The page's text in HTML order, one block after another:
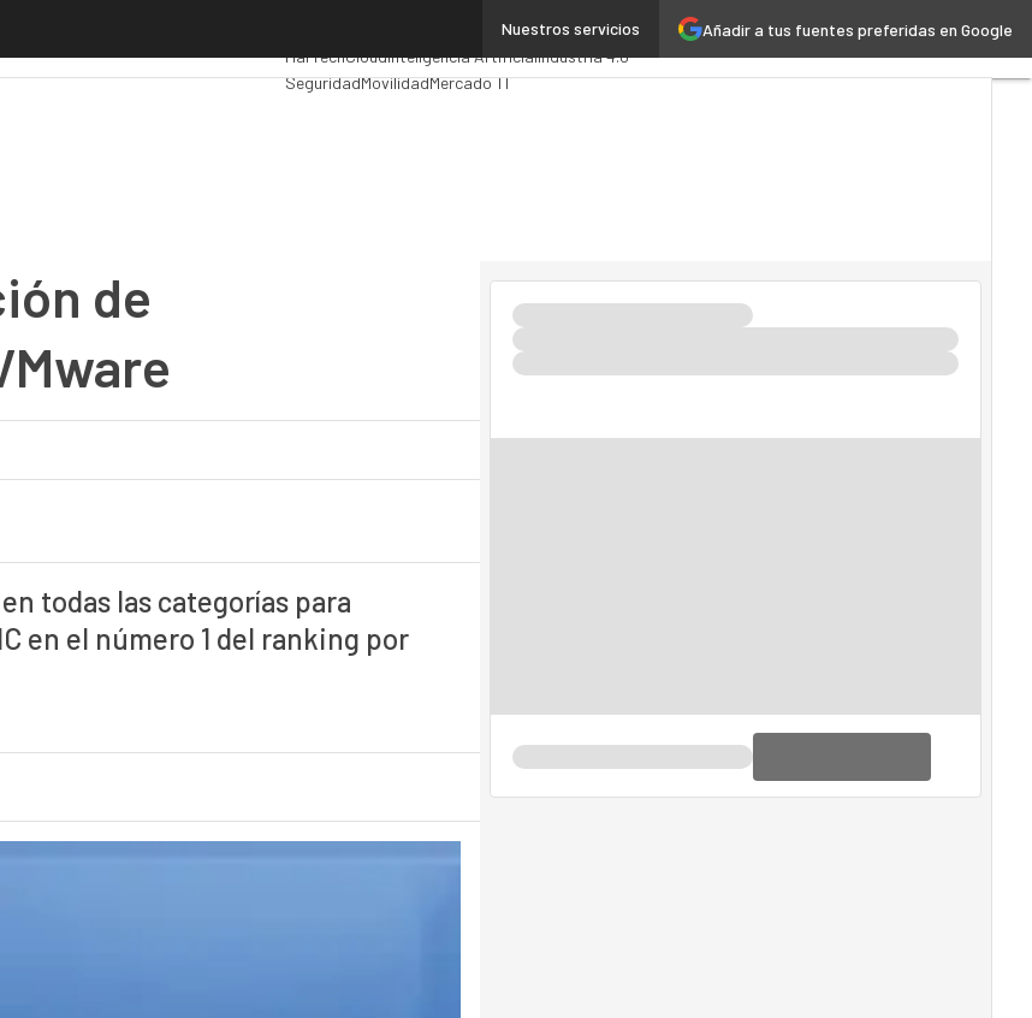
Añadir a tus fuentes preferidas en Google
Nuestros servicios
Administración Pública
MarTechCloudInteligencia ArtificialIndustria 4.0
SeguridadMovilidadMercado TI
de
todas las categorías para
en el número 1 del ranking por